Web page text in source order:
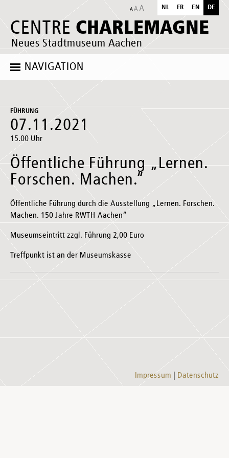
CENTRE CHARLEMAGNE
Neues Stadtmuseum Aachen
NL FR EN DE
NAVIGATION
FÜHRUNG
07.11.2021
15.00 Uhr
Öffentliche Führung „Lernen.
Forschen. Machen.“
Öffentliche Führung durch die Ausstellung „Lernen. Forschen.
Machen. 150 Jahre RWTH Aachen“
Museumseintritt zzgl. Führung 2,00 Euro
Treffpunkt ist an der Museumskasse
Impressum Datenschutz